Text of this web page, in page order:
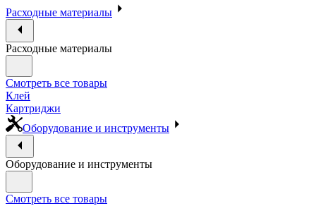
Расходные материалы
Расходные материалы
Смотреть все товары
Клей
Картриджи
Оборудование и инструменты
Оборудование и инструменты
Смотреть все товары